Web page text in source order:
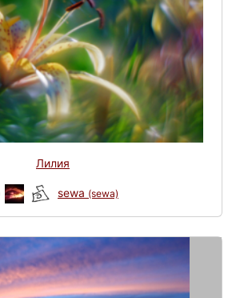
Лилия
sewa (sewa)